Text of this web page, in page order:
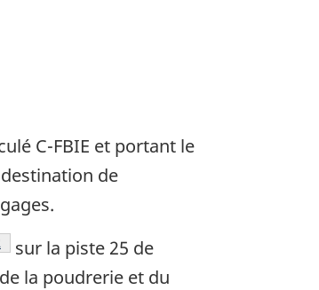
C-FBIE et portant le
de
de bas de page
sur la piste 25 de
la poudrerie et du